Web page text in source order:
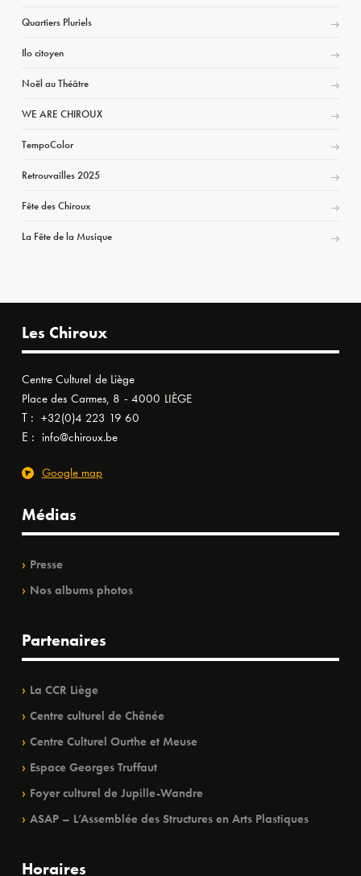
Quartiers Pluriels
Ilo citoyen
Noël au Théâtre
WE ARE CHIROUX
TempoColor
Retrouvailles 2025
Fête des Chiroux
La Fête de la Musique
Les Chiroux
Centre Culturel de Liège
Place des Carmes, 8 - 4000 LIÈGE
T : +32(0)4 223 19 60
E : info@chiroux.be
Google map
Médias
Presse
Nos albums photos
Partenaires
La CCR Liège
Centre culturel de Chênée
Centre Culturel Ourthe et Meuse
Espace Georges Truffaut
Foyer culturel de Jupille-Wandre
ASAP – L’Assemblée des Structures en Arts Plastiques
Horaires